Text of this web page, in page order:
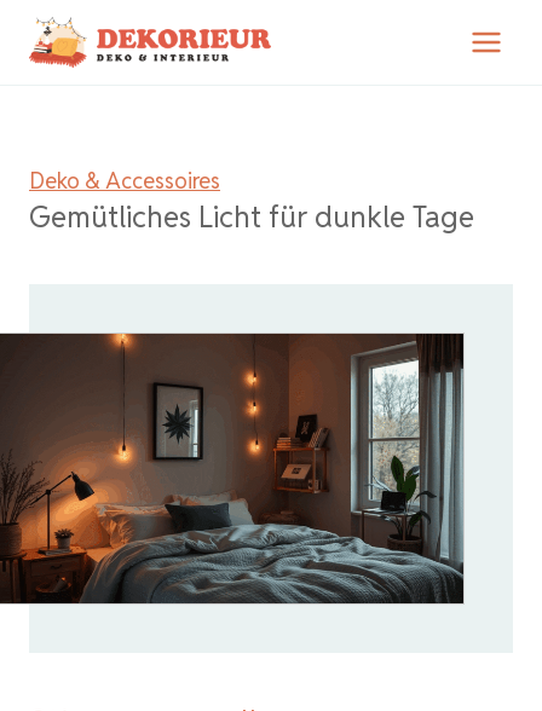
Zum
Inhalt
Deko & Accessoires
Gemütliches Licht für dunkle Tage